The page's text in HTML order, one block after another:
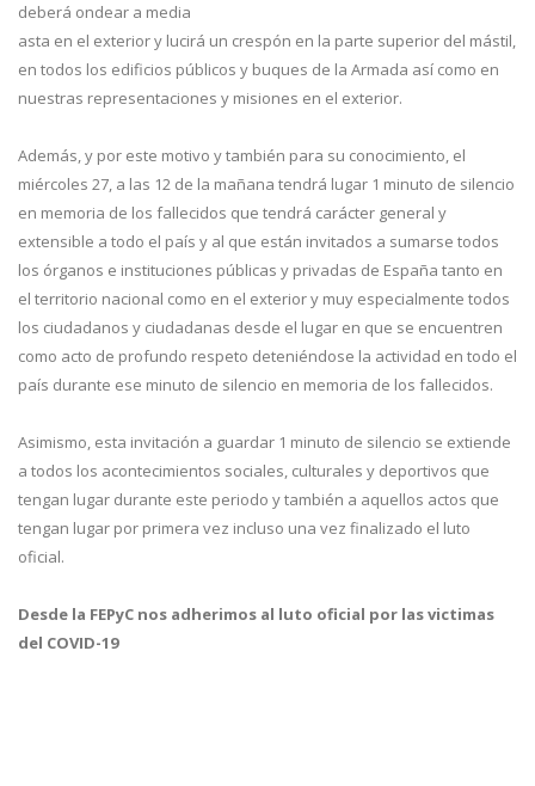
deberá ondear a media
asta en el exterior y lucirá un crespón en la parte superior del mástil,
en todos los edificios públicos y buques de la Armada así como en
nuestras representaciones y misiones en el exterior.
Además, y por este motivo y también para su conocimiento, el
miércoles 27, a las 12 de la mañana tendrá lugar 1 minuto de silencio
en memoria de los fallecidos que tendrá carácter general y
extensible a todo el país y al que están invitados a sumarse todos
los órganos e instituciones públicas y privadas de España tanto en
el territorio nacional como en el exterior y muy especialmente todos
los ciudadanos y ciudadanas desde el lugar en que se encuentren
como acto de profundo respeto deteniéndose la actividad en todo el
país durante ese minuto de silencio en memoria de los fallecidos.
Asimismo, esta invitación a guardar 1 minuto de silencio se extiende
a todos los acontecimientos sociales, culturales y deportivos que
tengan lugar durante este periodo y también a aquellos actos que
tengan lugar por primera vez incluso una vez finalizado el luto
oficial.
Desde la FEPyC nos adherimos al luto oficial por las victimas
del COVID-19